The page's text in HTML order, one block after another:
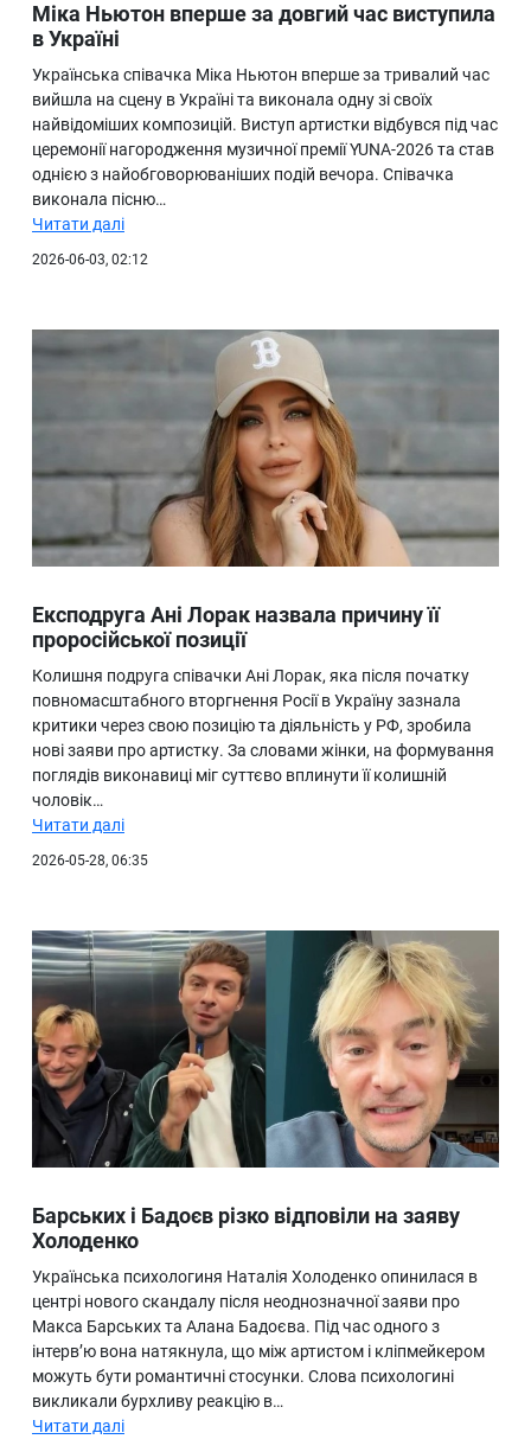
Міка Ньютон вперше за довгий час виступила
в Україні
Українська співачка Міка Ньютон вперше за тривалий час
вийшла на сцену в Україні та виконала одну зі своїх
найвідоміших композицій. Виступ артистки відбувся під час
церемонії нагородження музичної премії YUNA-2026 та став
однією з найобговорюваніших подій вечора. Співачка
виконала пісню…
Читати далі
2026-06-03, 02:12
Експодруга Ані Лорак назвала причину її
проросійської позиції
Колишня подруга співачки Ані Лорак, яка після початку
повномасштабного вторгнення Росії в Україну зазнала
критики через свою позицію та діяльність у РФ, зробила
нові заяви про артистку. За словами жінки, на формування
поглядів виконавиці міг суттєво вплинути її колишній
чоловік…
Читати далі
2026-05-28, 06:35
Барських і Бадоєв різко відповіли на заяву
Холоденко
Українська психологиня Наталія Холоденко опинилася в
центрі нового скандалу після неоднозначної заяви про
Макса Барських та Алана Бадоєва. Під час одного з
інтерв’ю вона натякнула, що між артистом і кліпмейкером
можуть бути романтичні стосунки. Слова психологині
викликали бурхливу реакцію в…
Читати далі